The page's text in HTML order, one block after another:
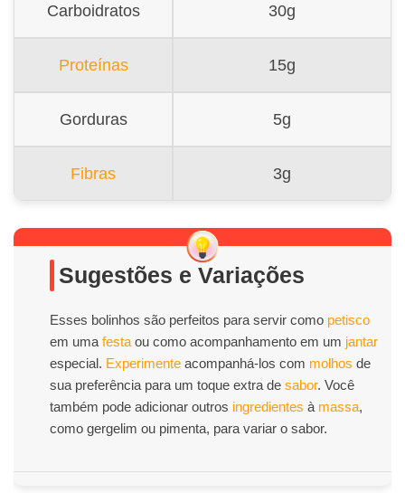
Carboidratos 30g
Proteínas 15g
Gorduras 5g
Fibras 3g
Sugestões e Variações
Esses bolinhos são perfeitos para servir como petisco
em uma festa ou como acompanhamento em um jantar
especial. Experimente acompanhá-los com molhos de
sua preferência para um toque extra de sabor. Você
também pode adicionar outros ingredientes à massa,
como gergelim ou pimenta, para variar o sabor.